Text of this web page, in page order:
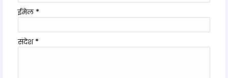
ईमेल *
संदेश *